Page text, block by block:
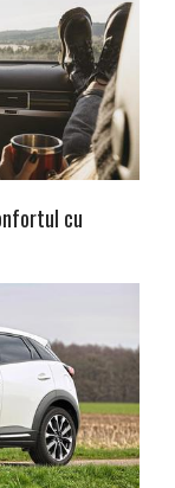
cu